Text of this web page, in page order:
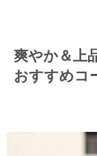
爽やか＆上
おすすめコ